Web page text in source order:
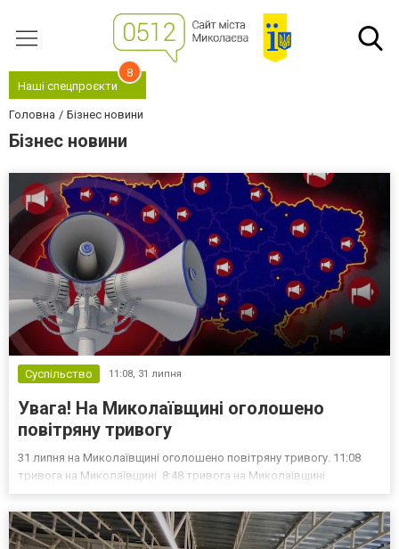
Наші спецпроєкти
8
Головна Бізнес новини
Бізнес новини
Суспільство 11:08, 31 липня
Увага! На Миколаївщині оголошено
повітряну тривогу
31 липня на Миколаївщині оголошено повітряну тривогу. 11:08
тривога на Миколаївщині 8:48 тривога на Миколаївщині